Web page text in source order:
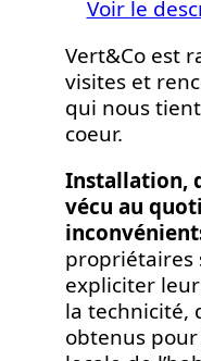
Voir le
Vert&Co est
visites et
qui nous
coeur.
Installation,
vécu au
propriétaires
expliciter
la technicité,
obtenus